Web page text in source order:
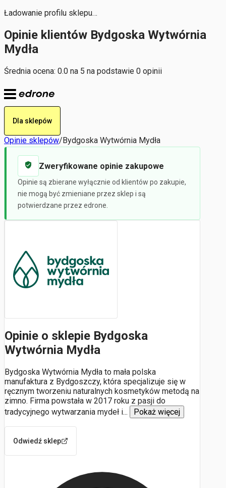
Ładowanie profilu sklepu…
Opinie klientów Bydgoska Wytwórnia
Mydła
Średnia ocena: 0.0 na 5 na podstawie 0 opinii
Dla sklepów
Opinie sklepów/Bydgoska Wytwórnia Mydła
Zweryfikowane opinie zakupowe
Opinie są zbierane wyłącznie od klientów po zakupie,
nie mogą być zmieniane przez sklep i są
potwierdzane przez edrone.
Opinie o sklepie Bydgoska
Wytwórnia Mydła
Bydgoska Wytwórnia Mydła to mała polska
manufaktura z Bydgoszczy, która specjalizuje się w
ręcznym tworzeniu naturalnych kosmetyków metodą na
zimno. Firma powstała w 2017 roku z pasji do
tradycyjnego wytwarzania mydeł i... Pokaż więcej
Odwiedź sklep